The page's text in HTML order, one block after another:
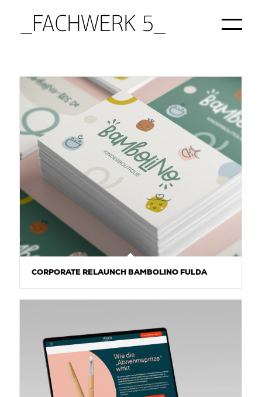
Startseite Projekte / Print
CORPORATE RELAUNCH BAMBOLINO FULDA